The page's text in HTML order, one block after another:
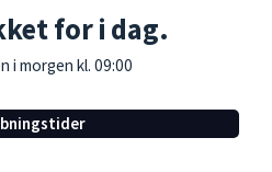
for i dag.
i morgen kl. 09:00